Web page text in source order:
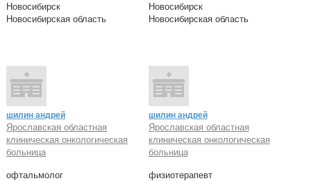
Новосибирск
Новосибирская область
Новосибирск
Новосибирская область
шилин андрей
Ярославская областная
клиническая онкологическая
больница
офтальмолог
шилин андрей
Ярославская областная
клиническая онкологическая
больница
физиотерапевт